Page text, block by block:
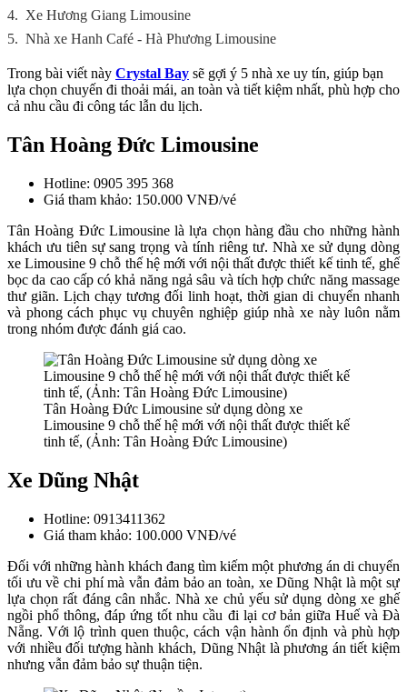
4. Xe Hương Giang Limousine
5. Nhà xe Hanh Café - Hà Phương Limousine
Trong bài viết này Crystal Bay sẽ gợi ý 5 nhà xe uy tín, giúp bạn
lựa chọn chuyến đi thoải mái, an toàn và tiết kiệm nhất, phù hợp cho
cả nhu cầu đi công tác lẫn du lịch.
Tân Hoàng Đức Limousine
Hotline: 0905 395 368
Giá tham khảo: 150.000 VNĐ/vé
Tân Hoàng Đức Limousine là lựa chọn hàng đầu cho những hành
khách ưu tiên sự sang trọng và tính riêng tư. Nhà xe sử dụng dòng
xe Limousine 9 chỗ thế hệ mới với nội thất được thiết kế tinh tế, ghế
bọc da cao cấp có khả năng ngả sâu và tích hợp chức năng massage
thư giãn. Lịch chạy tương đối linh hoạt, thời gian di chuyển nhanh
và phong cách phục vụ chuyên nghiệp giúp nhà xe này luôn nằm
trong nhóm được đánh giá cao.
Tân Hoàng Đức Limousine sử dụng dòng xe
Limousine 9 chỗ thế hệ mới với nội thất được thiết kế
tinh tế, (Ảnh: Tân Hoàng Đức Limousine)
Xe Dũng Nhật
Hotline: 0913411362
Giá tham khảo: 100.000 VNĐ/vé
Đối với những hành khách đang tìm kiếm một phương án di chuyển
tối ưu về chi phí mà vẫn đảm bảo an toàn, xe Dũng Nhật là một sự
lựa chọn rất đáng cân nhắc. Nhà xe chủ yếu sử dụng dòng xe ghế
ngồi phổ thông, đáp ứng tốt nhu cầu đi lại cơ bản giữa Huế và Đà
Nẵng. Với lộ trình quen thuộc, cách vận hành ổn định và phù hợp
với nhiều đối tượng hành khách, Dũng Nhật là phương án tiết kiệm
nhưng vẫn đảm bảo sự thuận tiện.